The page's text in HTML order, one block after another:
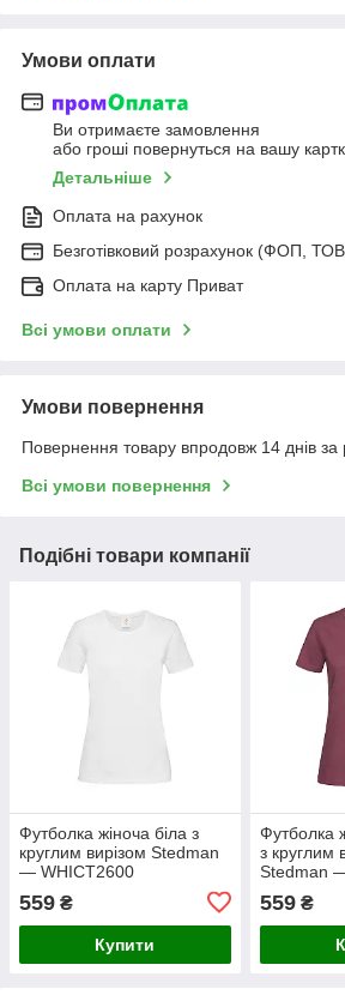
Умови оплати
Ви отримаєте замовлення
або гроші повернуться на вашу
Детальніше
Оплата на рахунок
Безготівковий розрахунок (ФОП,
Оплата на карту Приват
Всі умови оплати
Умови повернення
Повернення товару впродовж 14 днів за
Всі умови повернення
Подібні товари компанії
Футболка жіноча біла з
круглим вирізом Stedman
— WHIСТ2600
559 ₴
Купити
Футболка
з круглим
Stedman
559₴